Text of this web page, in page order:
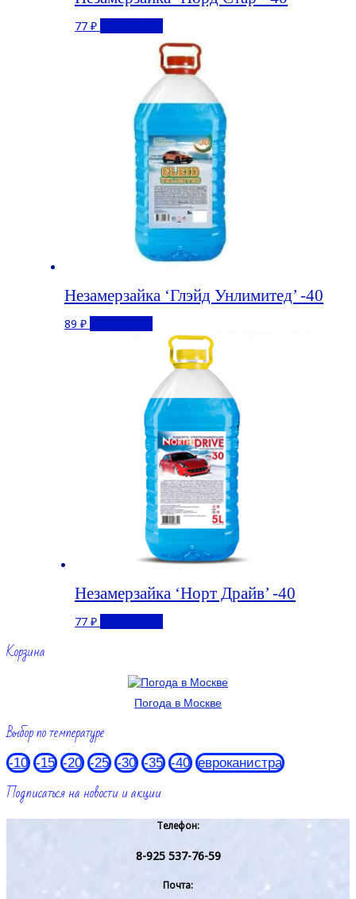
77 ₽
Незамерзайка ‘Глэйд Унлимитед’ -40
89 ₽
Незамерзайка ‘Норт Драйв’ -40
77 ₽
Корзина
Погода в Москве
Выбор по температуре
-10 -15 -20 -25 -30 -35 -40 евроканистра
Подписаться на новости и акции
Телефон:
8-925 537-76-59
Почта: